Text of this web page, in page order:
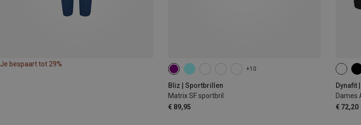
Je bespaart tot 29%
+10
Bliz | Sportbrillen
Matrix SF sportbril
€ 89,95
Dynafit
Dames
€ 72,20
XS